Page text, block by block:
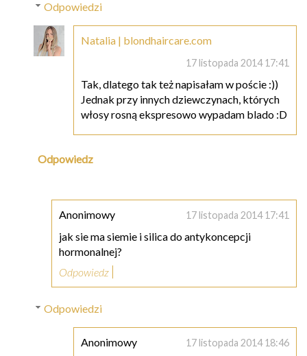
Odpowiedzi
Natalia | blondhaircare.com
17 listopada 2014 17:41
Tak, dlatego tak też napisałam w poście :))
Jednak przy innych dziewczynach, których
włosy rosną ekspresowo wypadam blado :D
Odpowiedz
Anonimowy 17 listopada 2014 17:41
jak sie ma siemie i silica do antykoncepcji
hormonalnej?
Odpowiedz
Odpowiedzi
Anonimowy 17 listopada 2014 18:46